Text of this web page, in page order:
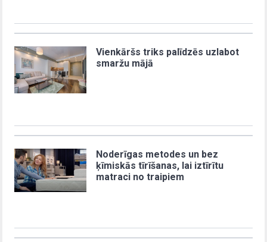
Vienkāršs triks palīdzēs uzlabot
smaržu mājā
Noderīgas metodes un bez
ķīmiskās tīrīšanas, lai iztīrītu
matraci no traipiem